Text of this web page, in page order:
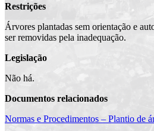
Restrições
Árvores plantadas sem orientação e
ser removidas pela inadequação.
Legislação
Não há.
Documentos relacionados
Normas e Procedimentos – Plantio de